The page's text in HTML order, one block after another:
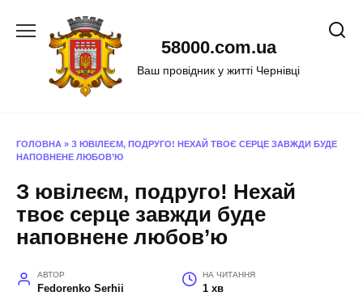
58000.com.ua
Ваш провідник у житті Чернівці
ГОЛОВНА » З ЮВІЛЕЄМ, ПОДРУГО! НЕХАЙ ТВОЄ СЕРЦЕ ЗАВЖДИ БУДЕ
НАПОВНЕНЕ ЛЮБОВ’Ю
З ювілеєм, подруго! Нехай
твоє серце завжди буде
наповнене любов’ю
АВТОР
Fedorenko Serhii
НА ЧИТАННЯ
1 хв